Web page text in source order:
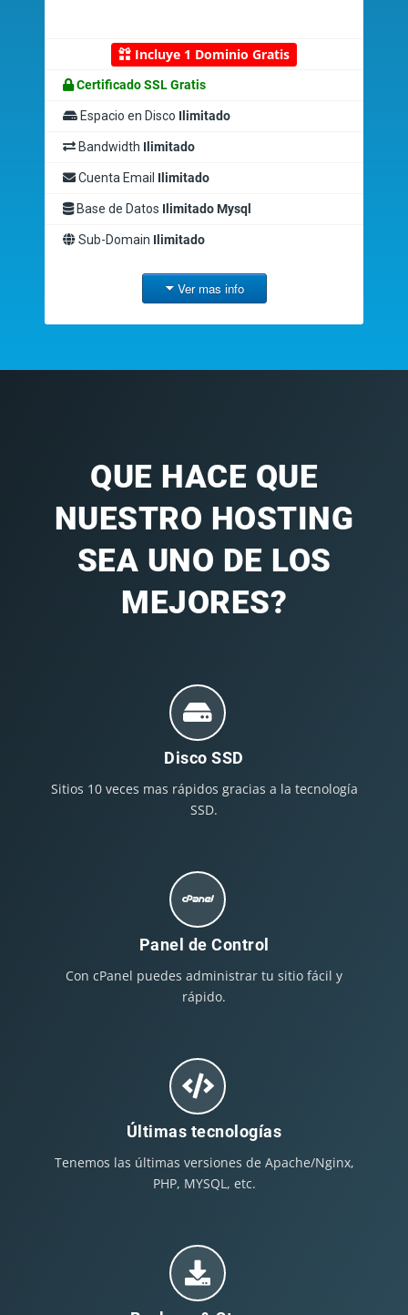
Incluye 1 Dominio Gratis
Certificado SSL Gratis
Espacio en Disco Ilimitado
Bandwidth Ilimitado
Cuenta Email Ilimitado
Base de Datos Ilimitado Mysql
Sub-Domain Ilimitado
Ver mas info
QUE HACE QUE
NUESTRO HOSTING
SEA UNO DE LOS
MEJORES?
Disco SSD
Sitios 10 veces mas rápidos gracias a la tecnología
SSD.
Panel de Control
Con cPanel puedes administrar tu sitio fácil y
rápido.
Últimas tecnologías
Tenemos las últimas versiones de Apache/Nginx,
PHP, MYSQL, etc.